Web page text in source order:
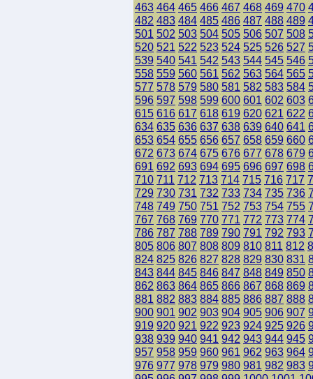
463 464 465 466 467 468 469 470
482 483 484 485 486 487 488 489
501 502 503 504 505 506 507 508
520 521 522 523 524 525 526 527
539 540 541 542 543 544 545 546
558 559 560 561 562 563 564 565
577 578 579 580 581 582 583 584
596 597 598 599 600 601 602 603
615 616 617 618 619 620 621 622
634 635 636 637 638 639 640 641
653 654 655 656 657 658 659 660
672 673 674 675 676 677 678 679
691 692 693 694 695 696 697 698
710 711 712 713 714 715 716 717
729 730 731 732 733 734 735 736
748 749 750 751 752 753 754 755
767 768 769 770 771 772 773 774
786 787 788 789 790 791 792 793
805 806 807 808 809 810 811 812
824 825 826 827 828 829 830 831
843 844 845 846 847 848 849 850
862 863 864 865 866 867 868 869
881 882 883 884 885 886 887 888
900 901 902 903 904 905 906 907
919 920 921 922 923 924 925 926
938 939 940 941 942 943 944 945
957 958 959 960 961 962 963 964
976 977 978 979 980 981 982 983